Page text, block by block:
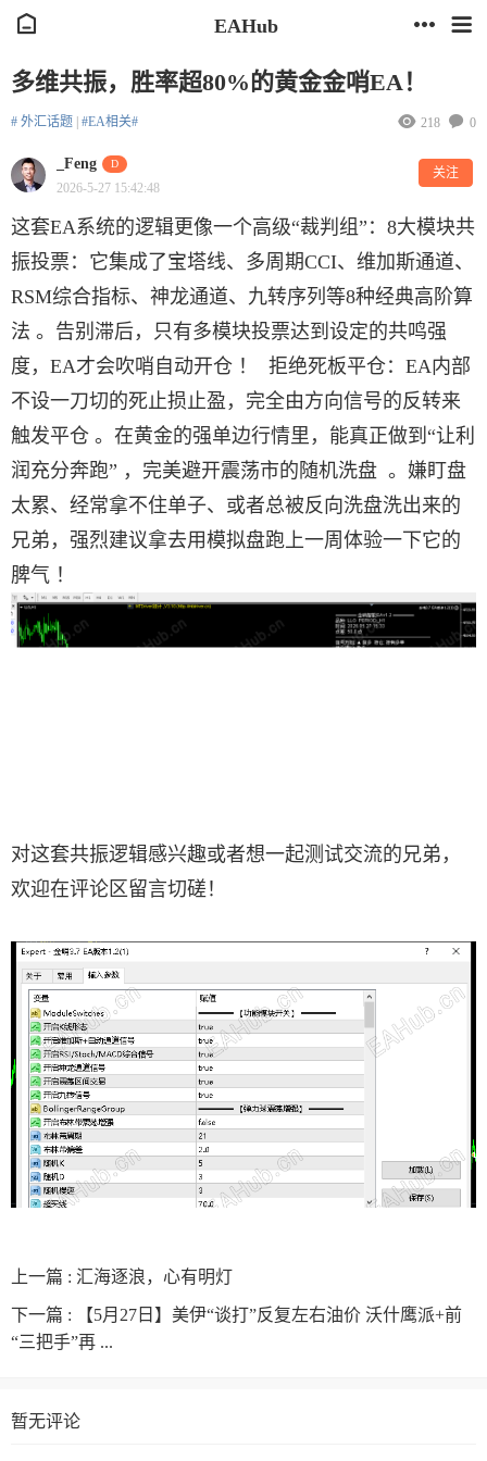
EAHub
多维共振，胜率超80%的黄金金哨EA！
# 外汇话题 #EA相关# 0
218
_Feng D
2026-5-27 15:42:48
关注
这套EA系统的逻辑更像一个高级“裁判组”：8大模块共
振投票：它集成了宝塔线、多周期CCI、维加斯通道、
RSM综合指标、神龙通道、九转序列等8种经典高阶算
法 。告别滞后，只有多模块投票达到设定的共鸣强
度，EA才会吹哨自动开仓 ！ 拒绝死板平仓：EA内部
不设一刀切的死止损止盈，完全由方向信号的反转来
触发平仓 。在黄金的强单边行情里，能真正做到“让利
润充分奔跑” ，完美避开震荡市的随机洗盘 。嫌盯盘
太累、经常拿不住单子、或者总被反向洗盘洗出来的
兄弟，强烈建议拿去用模拟盘跑上一周体验一下它的
脾气 ！
对这套共振逻辑感兴趣或者想一起测试交流的兄弟，
欢迎在评论区留言切磋！
上一篇 : 汇海逐浪，心有明灯
下一篇 :
【5月27日】美伊“谈打”反复左右油价 沃什鹰派+前
“三把手”再 ...
暂无评论